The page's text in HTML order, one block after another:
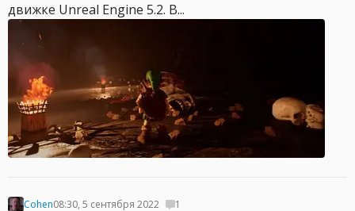
движке Unreal Engine 5.2. В...
Cohen08:30, 5 сентября 2022 1